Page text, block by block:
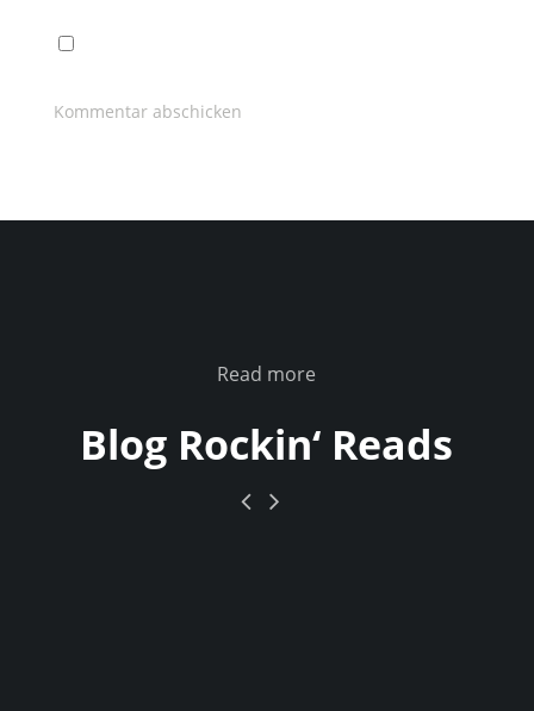
Read more
Blog Rockin‘ Reads